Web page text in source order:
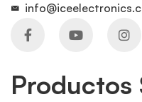
Productos